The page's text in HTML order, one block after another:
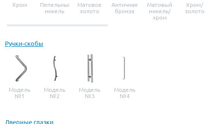
Хром
Пепельный
никель
Матовое
золото
Античная
бронза
Матовый
никель/
хром
Хром/
золото
Ручки-скобы
Модель
№1
Модель
№2
Модель
№3
Модель
№4
Дверные глазки